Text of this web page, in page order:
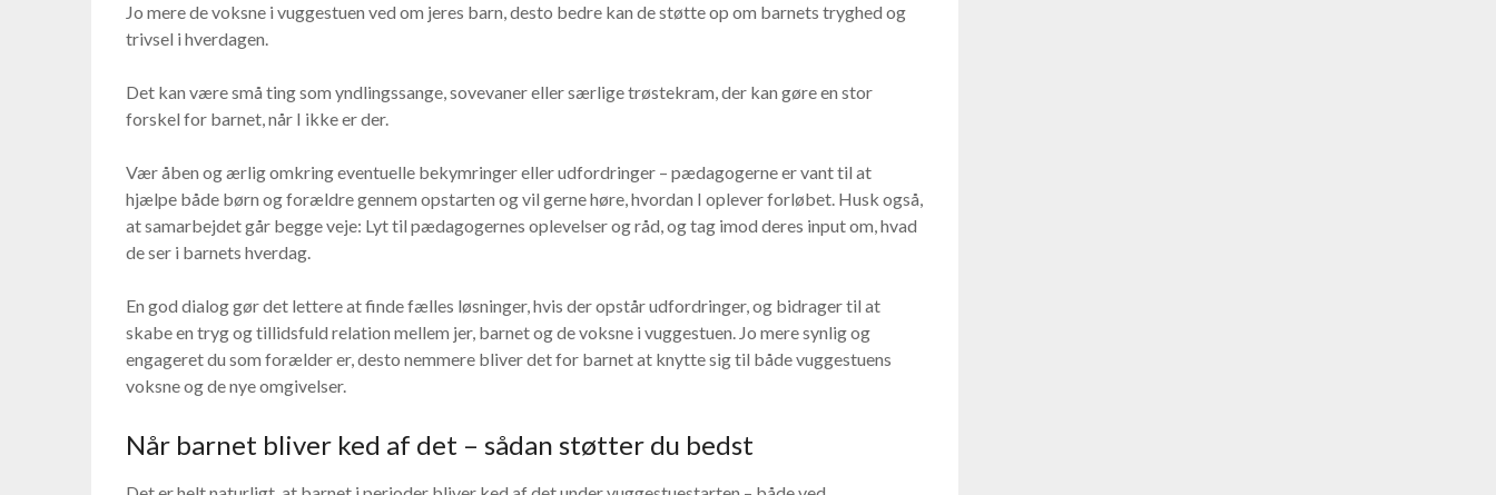
Jo mere de voksne i vuggestuen ved om jeres barn, desto bedre kan de støtte op om barnets tryghed og
trivsel i hverdagen.
Det kan være små ting som yndlingssange, sovevaner eller særlige trøstekram, der kan gøre en stor
forskel for barnet, når I ikke er der.
Vær åben og ærlig omkring eventuelle bekymringer eller udfordringer – pædagogerne er vant til at
hjælpe både børn og forældre gennem opstarten og vil gerne høre, hvordan I oplever forløbet. Husk også,
at samarbejdet går begge veje: Lyt til pædagogernes oplevelser og råd, og tag imod deres input om, hvad
de ser i barnets hverdag.
En god dialog gør det lettere at finde fælles løsninger, hvis der opstår udfordringer, og bidrager til at
skabe en tryg og tillidsfuld relation mellem jer, barnet og de voksne i vuggestuen. Jo mere synlig og
engageret du som forælder er, desto nemmere bliver det for barnet at knytte sig til både vuggestuens
voksne og de nye omgivelser.
Når barnet bliver ked af det – sådan støtter du bedst